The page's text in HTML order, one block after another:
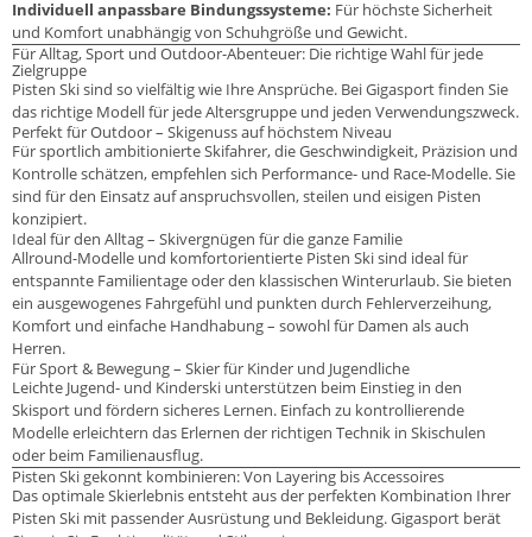
Individuell anpassbare Bindungssysteme: Für höchste Sicherheit
und Komfort unabhängig von Schuhgröße und Gewicht.
Für Alltag, Sport und Outdoor-Abenteuer: Die richtige Wahl für jede
Zielgruppe
Pisten Ski sind so vielfältig wie Ihre Ansprüche. Bei Gigasport finden Sie
das richtige Modell für jede Altersgruppe und jeden Verwendungszweck.
Perfekt für Outdoor – Skigenuss auf höchstem Niveau
Für sportlich ambitionierte Skifahrer, die Geschwindigkeit, Präzision und
Kontrolle schätzen, empfehlen sich Performance- und Race-Modelle. Sie
sind für den Einsatz auf anspruchsvollen, steilen und eisigen Pisten
konzipiert.
Ideal für den Alltag – Skivergnügen für die ganze Familie
Allround-Modelle und komfortorientierte Pisten Ski sind ideal für
entspannte Familientage oder den klassischen Winterurlaub. Sie bieten
ein ausgewogenes Fahrgefühl und punkten durch Fehlerverzeihung,
Komfort und einfache Handhabung – sowohl für Damen als auch
Herren.
Für Sport & Bewegung – Skier für Kinder und Jugendliche
Leichte Jugend- und Kinderski unterstützen beim Einstieg in den
Skisport und fördern sicheres Lernen. Einfach zu kontrollierende
Modelle erleichtern das Erlernen der richtigen Technik in Skischulen
oder beim Familienausflug.
Pisten Ski gekonnt kombinieren: Von Layering bis Accessoires
Das optimale Skierlebnis entsteht aus der perfekten Kombination Ihrer
Pisten Ski mit passender Ausrüstung und Bekleidung. Gigasport berät